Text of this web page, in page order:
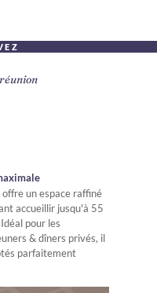
un espace raffiné
accueillir jusqu'à 55
pour les
& dîners privés, il
parfaitement